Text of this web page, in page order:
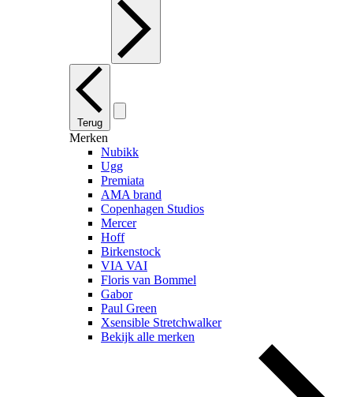
Terug
Merken
Nubikk
Ugg
Premiata
AMA brand
Copenhagen Studios
Mercer
Hoff
Birkenstock
VIA VAI
Floris van Bommel
Gabor
Paul Green
Xsensible Stretchwalker
Bekijk alle merken